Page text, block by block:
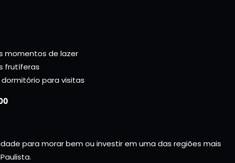
momentos de lazer
frutíferas
dormitório para visitas
para morar bem ou investir em uma das regiões mais